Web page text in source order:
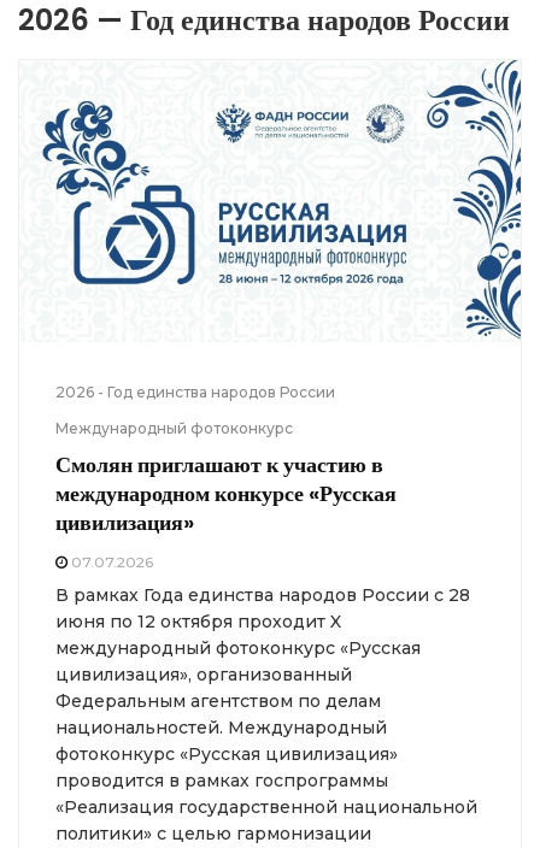
2026 — Год единства народов России
2026 - Год единства народов России
Международный фотоконкурс
Смолян приглашают к участию в
международном конкурсе «Русская
цивилизация»
07.07.2026
В рамках Года единства народов России с 28
июня по 12 октября проходит X
международный фотоконкурс «Русская
цивилизация», организованный
Федеральным агентством по делам
национальностей. Международный
фотоконкурс «Русская цивилизация»
проводится в рамках госпрограммы
«Реализация государственной национальной
политики» с целью гармонизации